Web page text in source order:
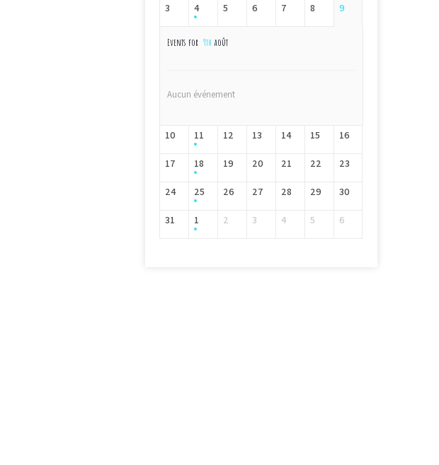
3 4 5 6 7 8 9
Events for 9th août
Aucun événement
10 11 12 13 14 15 16
17 18 19 20 21 22 23
24 25 26 27 28 29 30
31 1 2 3 4 5 6